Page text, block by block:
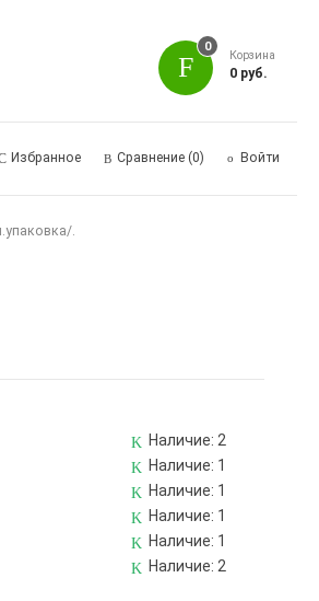
0
Корзина
0 руб.
Избранное Сравнение (0) Войти
.
Наличие: 2
Наличие: 1
Наличие: 1
Наличие: 1
Наличие: 1
Наличие: 2